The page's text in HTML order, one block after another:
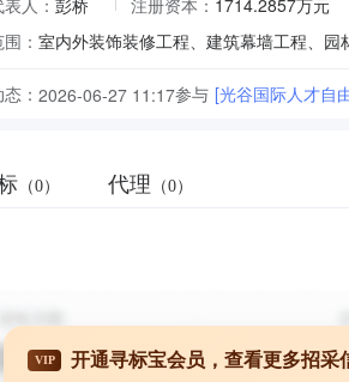
人： 彭桥 注册资本： 1714.2857万元
：
： 2026-06-27 11:17参与 [光谷国际人才自
（0） 代理 （0）
VIP 开通寻标宝会员，查看更多招采